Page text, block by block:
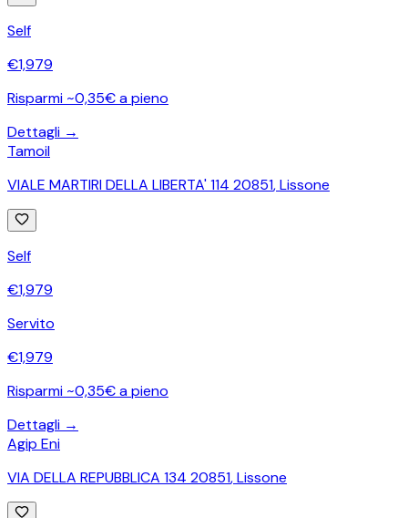
Self
€1,979
Risparmi ~0,35€ a pieno
Dettagli →
Tamoil
VIALE MARTIRI DELLA LIBERTA' 114 20851,Lissone
Self
€1,979
Servito
€1,979
Risparmi ~0,35€ a pieno
Dettagli →
Agip Eni
VIA DELLA REPUBBLICA 134 20851,Lissone